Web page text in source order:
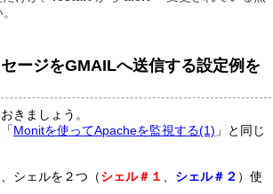
ージをGMAILへ送信する設定例を
きましょう。
Monitを使ってApacheを監視する(1) 」と同じ
シェルを２つ（シェル＃１ 、 シェル＃２ ）使